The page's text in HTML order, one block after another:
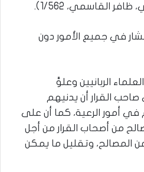
القاسمي، 1/562).
في جميع الأمور دون
الربانيين وعلوَّ
القرار أن يدنيهم
أمور الرعية، كما أن على
من أصحاب القرار من أجل
المصالح، وتقليل ما يمكن